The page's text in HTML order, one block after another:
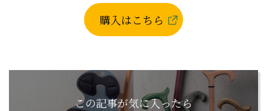
購入はこちら
この記事が気に入ったら